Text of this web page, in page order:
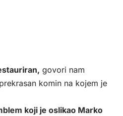
govori nam
komin na kojem je
koji je oslikao Marko